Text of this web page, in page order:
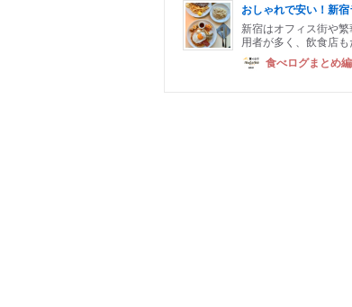
おしゃれで安い！新
新宿はオフィス街や
用者が多く、飲食店
食べログまとめ